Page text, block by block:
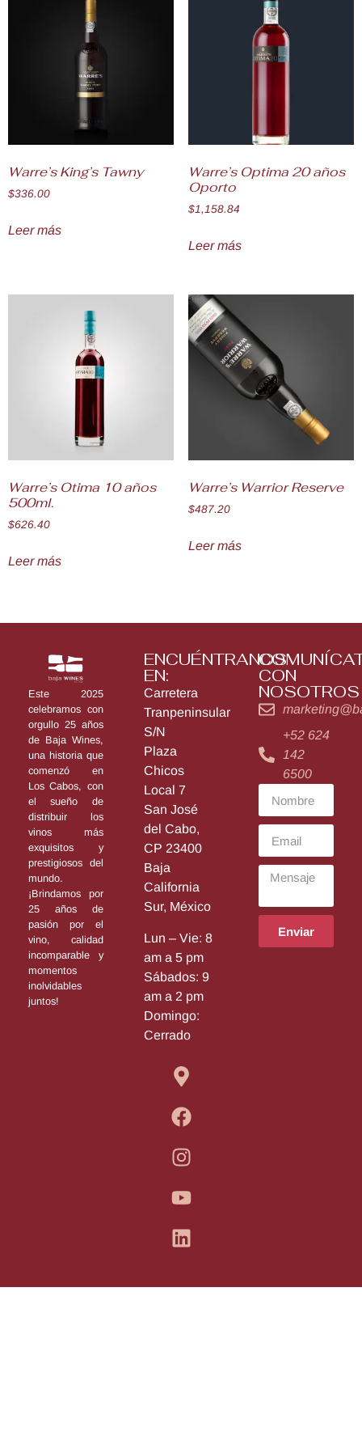
Warre’s King’s Tawny
$336.00
Leer más
Warre’s Optima 20 años
Oporto
$1,158.84
Leer más
Warre’s Otima 10 años
500ml.
$626.40
Leer más
Warre’s Warrior Reserve
$487.20
Leer más
Este 2025
celebramos con
orgullo 25 años
de Baja Wines,
una historia que
comenzó en
Los Cabos, con
el sueño de
distribuir los
vinos más
exquisitos y
prestigiosos del
mundo.
¡Brindamos por
25 años de
pasión por el
vino, calidad
incomparable y
momentos
inolvidables
juntos!
ENCUÉNTRANOS
EN:
Carretera
Tranpeninsular
S/N
Plaza
Chicos
Local 7
San José
del Cabo,
CP 23400
Baja
California
Sur, México
Lun – Vie: 8
am a 5 pm
Sábados: 9
am a 2 pm
Domingo:
Cerrado
CON
NOSOTROS
+52 624
142
6500
Enviar